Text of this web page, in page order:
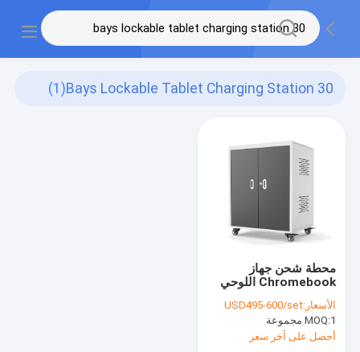
30 Bays Lockable Tablet Charging Station
(1)
محطة شحن جهاز
Chromebook اللوحي
فولت
الأسعار:USD495-600/set
MOQ:1 مجموعة
أحصل على آخر سعر